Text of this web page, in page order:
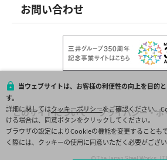
お問い合わせ
このサイトについて プライバシー・ポ
© The Japan Steel Works,
当ウェブサイトは、お客様の利便性の向上を目的
す。
詳細に関してはクッキーポリシーをご確認ください。
ける場合は、同意ボタンをクリックしてください。
ブラウザの設定によりCookieの機能を変更することも
く際には、クッキーの使用に同意いただく必要がござい